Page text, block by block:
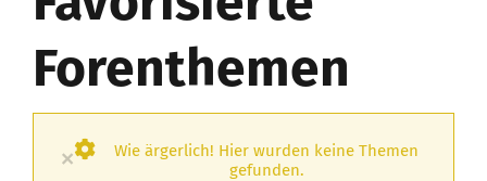
Forenthemen
×
Wie ärgerlich! Hier wurden keine Themen
gefunden.